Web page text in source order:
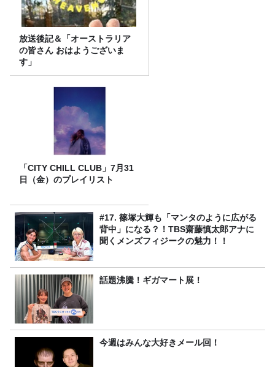
放送後記＆「オーストラリア
の皆さん おはようございま
す」
「CITY CHILL CLUB」7月31
日（金）のプレイリスト
#17. 篠塚大輝も「マンタのように広がる
背中」になる？！TBS齋藤慎太郎アナに
聞くメンズフィジークの魅力！！
話題沸騰！ギガマート展！
今週はみんな大好きメール回！